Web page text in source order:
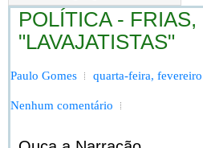
POLÍTICA -
"LAVAJATISTAS"
Paulo Gomes quarta-feira,
Nenhum comentário